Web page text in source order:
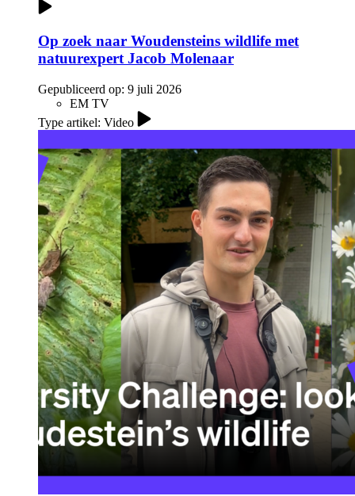
Op zoek naar Woudensteins wildlife met
natuurexpert Jacob Molenaar
Gepubliceerd op: 9 juli 2026
EM TV
Type artikel: Video